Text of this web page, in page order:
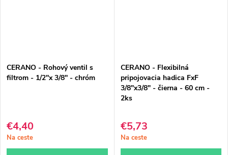
CERANO - Rohový ventil s
filtrom - 1/2''x 3/8'' - chróm
€4,40
Na ceste
CERANO - Flexibilná
pripojovacia hadica FxF
3/8"x3/8" - čierna - 60 cm -
2ks
€5,73
Na ceste